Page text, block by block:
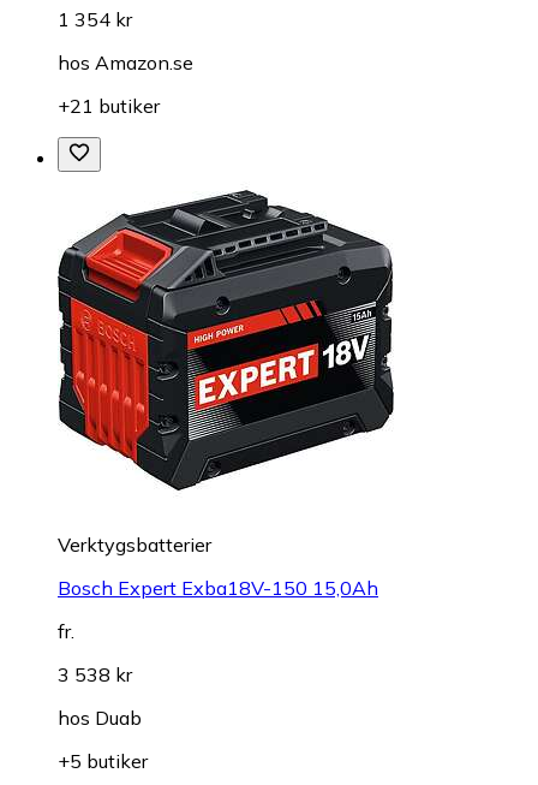
1 354 kr
hos Amazon.se
+21 butiker
Verktygsbatterier
Bosch Expert Exba18V-150 15,0Ah
fr.
3 538 kr
hos Duab
+5 butiker